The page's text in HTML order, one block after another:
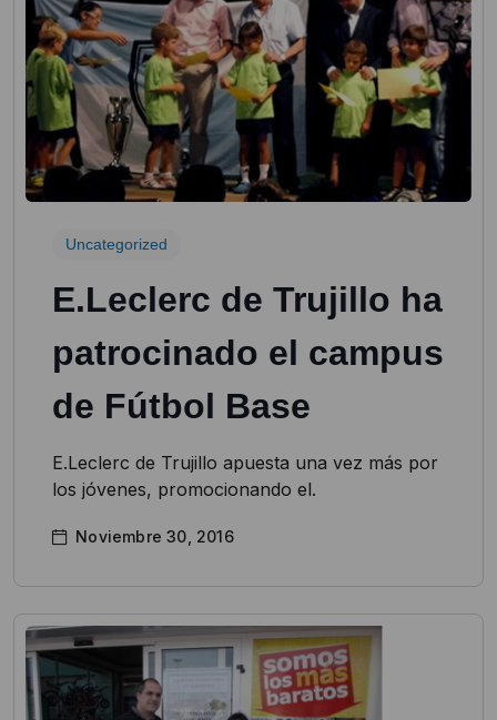
Uncategorized
E.Leclerc de Trujillo ha
patrocinado el campus
de Fútbol Base
E.Leclerc de Trujillo apuesta una vez más por
los jóvenes, promocionando el.
Noviembre 30, 2016